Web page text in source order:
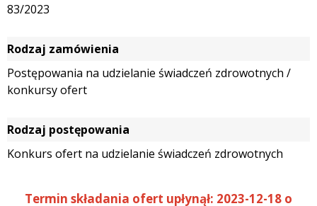
83/2023
Rodzaj zamówienia
Postępowania na udzielanie świadczeń zdrowotnych /
konkursy ofert
Rodzaj postępowania
Konkurs ofert na udzielanie świadczeń zdrowotnych
Termin składania ofert upłynął: 2023-12-18 o